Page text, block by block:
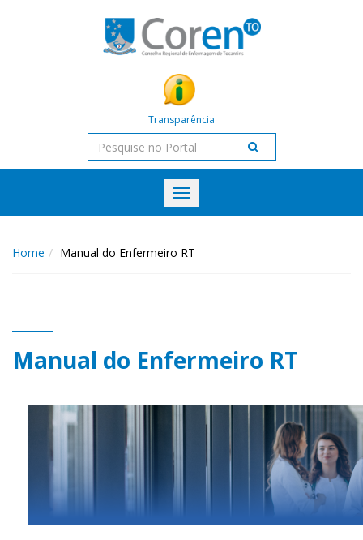
Transparência
Toggle
navigation
Home Manual do Enfermeiro RT
Manual do Enfermeiro RT